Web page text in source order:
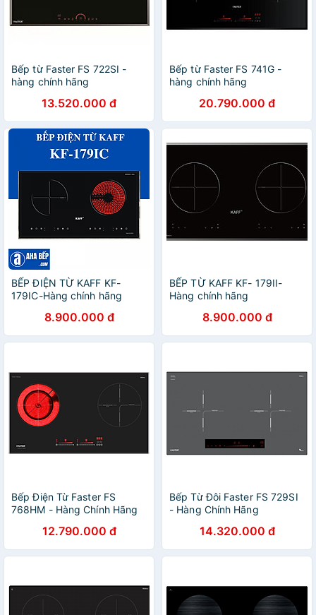
Bếp từ Faster FS 722SI -
hàng chính hãng
13.520.000 đ
Bếp từ Faster FS 741G -
hàng chính hãng
20.790.000 đ
BẾP ĐIỆN TỪ KAFF KF-
179IC-Hàng chính hãng
8.900.000 đ
BẾP TỪ KAFF KF- 179II-
Hàng chính hãng
8.900.000 đ
Bếp Điện Từ Faster FS
768HM - Hàng Chính Hãng
12.790.000 đ
Bếp Từ Đôi Faster FS 729SI
- Hàng Chính Hãng
14.320.000 đ